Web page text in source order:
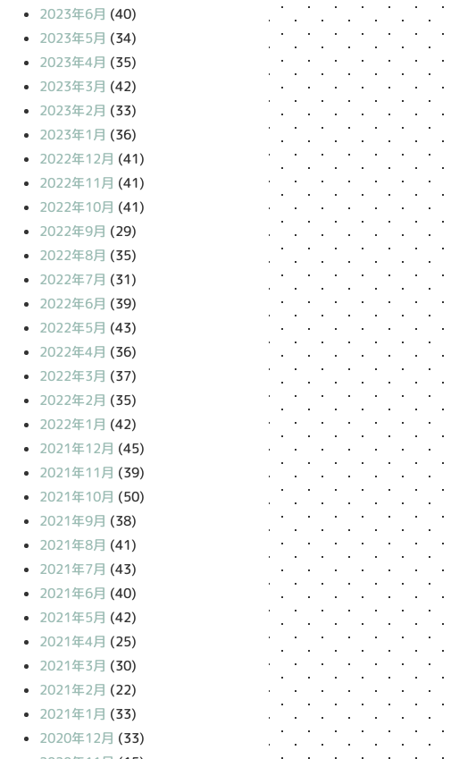
2023年6月 (40)
2023年5月 (34)
2023年4月 (35)
2023年3月 (42)
2023年2月 (33)
2023年1月 (36)
2022年12月 (41)
2022年11月 (41)
2022年10月 (41)
2022年9月 (29)
2022年8月 (35)
2022年7月 (31)
2022年6月 (39)
2022年5月 (43)
2022年4月 (36)
2022年3月 (37)
2022年2月 (35)
2022年1月 (42)
2021年12月 (45)
2021年11月 (39)
2021年10月 (50)
2021年9月 (38)
2021年8月 (41)
2021年7月 (43)
2021年6月 (40)
2021年5月 (42)
2021年4月 (25)
2021年3月 (30)
2021年2月 (22)
2021年1月 (33)
2020年12月 (33)